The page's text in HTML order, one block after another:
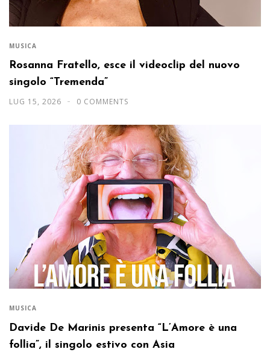
MUSICA
Rosanna Fratello, esce il videoclip del nuovo
singolo “Tremenda”
LUG 15, 2026 0 COMMENTS
MUSICA
Davide De Marinis presenta “L’Amore è una
follia”, il singolo estivo con Asia